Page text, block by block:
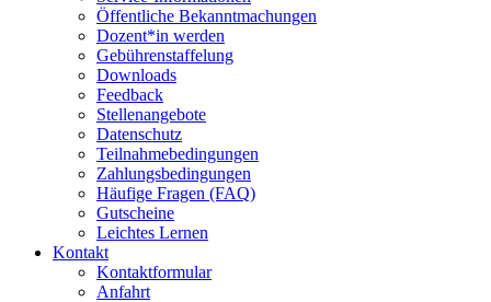
Öffentliche Bekanntmachungen
Dozent*in werden
Gebührenstaffelung
Downloads
Feedback
Stellenangebote
Datenschutz
Teilnahmebedingungen
Zahlungsbedingungen
Häufige Fragen (FAQ)
Gutscheine
Leichtes Lernen
Kontakt
Kontaktformular
Anfahrt